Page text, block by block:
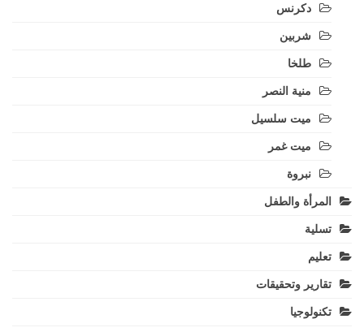
دكرنس
شربين
طلخا
منية النصر
ميت سلسيل
ميت غمر
نبروة
المرأة والطفل
تسلية
تعليم
تقارير وتحقيقات
تكنولوجيا